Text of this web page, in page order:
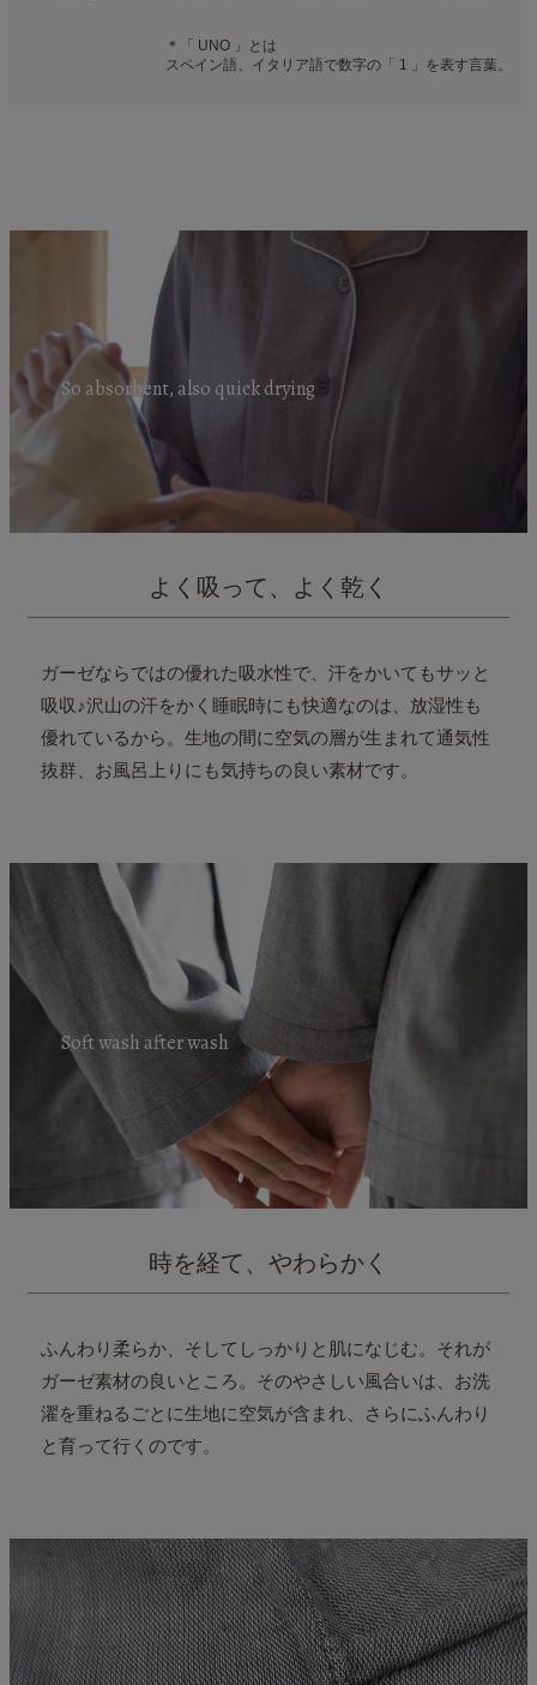
＊「 UNO 」とは
スペイン語、イタリア語で数字の「 1 」を表す言葉。
So absorbent, also quick drying
よく吸って、よく乾く
ガーゼならではの優れた吸水性で、汗をかいてもサッと
吸収♪沢山の汗をかく睡眠時にも快適なのは、放湿性も
優れているから。 生地の間に空気の層が生まれて通気性
抜群、お風呂上りにも気持ちの良い素材です。
Soft wash after wash
時を経て、やわらかく
ふんわり柔らか、そしてしっかりと肌になじむ。それが
ガーゼ素材の良いところ。 そのやさしい風合いは、お洗
濯を重ねるごとに生地に空気が含まれ、さらにふんわり
と育って行くのです。